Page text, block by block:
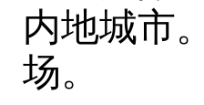
内地城市
场。